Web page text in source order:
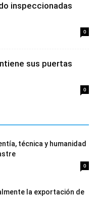
inspeccionadas
0
sus puertas
0
técnica y humanidad
0
la exportación de